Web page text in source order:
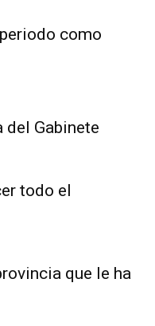
como
del Gabinete
todo el
que le ha